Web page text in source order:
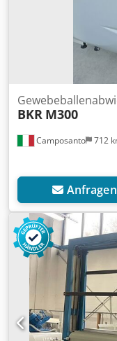
Camposanto 712
BKR M300
Anfragen